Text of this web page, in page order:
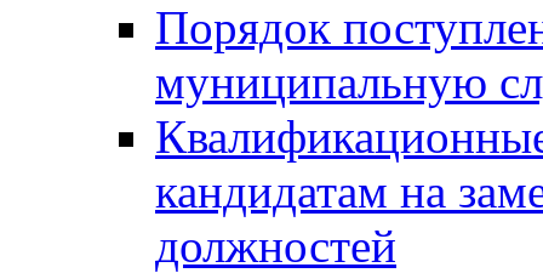
Порядок
муниципальную
кандидатам на
должностей